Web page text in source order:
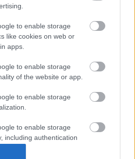
to enable storage
like cookies on web or
apps.
to enable storage
of the website or app.
to enable storage
to enable storage
including authentication
a postaládákba költöző
védelme
többmillióan vártunk: szombattól
csökken a riasztás